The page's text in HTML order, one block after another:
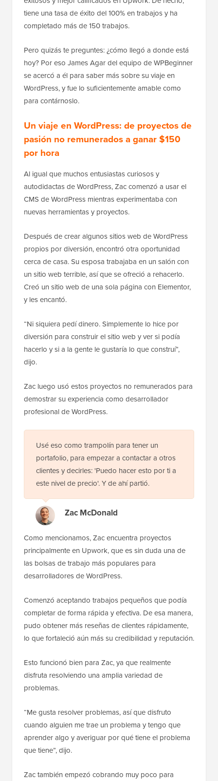
tiene una tasa de éxito del 100% en trabajos y ha
completado más de 150 trabajos.
Pero quizás te preguntes: ¿cómo llegó a donde está
hoy? Por eso James Agar del equipo de WPBeginner
se acercó a él para saber más sobre su viaje en
WordPress, y fue lo suficientemente amable como
para contárnoslo.
Un viaje en WordPress: de proyectos de
pasión no remunerados a ganar $150
por hora
Al igual que muchos entusiastas curiosos y
autodidactas de WordPress, Zac comenzó a usar el
CMS de WordPress mientras experimentaba con
nuevas herramientas y proyectos.
Después de crear algunos sitios web de WordPress
propios por diversión, encontró otra oportunidad
cerca de casa. Su esposa trabajaba en un salón con
un sitio web terrible, así que se ofreció a rehacerlo.
Creó un sitio web de una sola página con Elementor,
y les encantó.
“Ni siquiera pedí dinero. Simplemente lo hice por
diversión para construir el sitio web y ver si podía
hacerlo y si a la gente le gustaría lo que construí”,
dijo.
Zac luego usó estos proyectos no remunerados para
demostrar su experiencia como desarrollador
profesional de WordPress.
Usé eso como trampolín para tener un
portafolio, para empezar a contactar a otros
clientes y decirles: 'Puedo hacer esto por ti a
este nivel de precio'. Y de ahí partió.
Zac McDonald
Como mencionamos, Zac encuentra proyectos
principalmente en Upwork, que es sin duda una de
las bolsas de trabajo más populares para
desarrolladores de WordPress.
Comenzó aceptando trabajos pequeños que podía
completar de forma rápida y efectiva. De esa manera,
pudo obtener más reseñas de clientes rápidamente,
lo que fortaleció aún más su credibilidad y reputación.
Esto funcionó bien para Zac, ya que realmente
disfruta resolviendo una amplia variedad de
problemas.
“Me gusta resolver problemas, así que disfruto
cuando alguien me trae un problema y tengo que
aprender algo y averiguar por qué tiene el problema
que tiene”, dijo.
Zac también empezó cobrando muy poco para